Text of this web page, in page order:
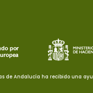
Andalucía ha recibido una